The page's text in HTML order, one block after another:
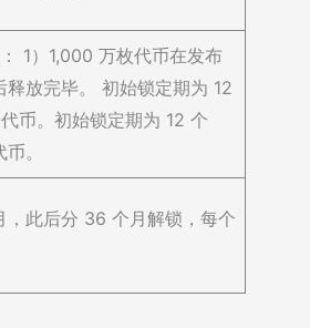
1）1,000 万枚代币在发布
放完毕。 初始锁定期为 12
币。初始锁定期为 12 个
。
此后分 36 个月解锁，每个